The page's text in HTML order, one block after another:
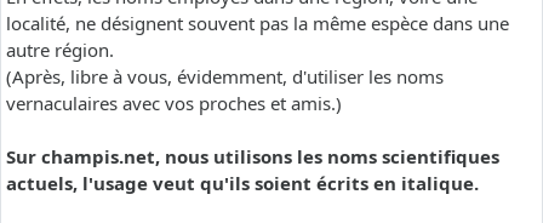
localité, ne désignent souvent pas la même espèce dans une
autre région.
(Après, libre à vous, évidemment, d'utiliser les noms
vernaculaires avec vos proches et amis.)
Sur champis.net, nous utilisons les noms scientifiques
actuels, l'usage veut qu'ils soient écrits en italique.